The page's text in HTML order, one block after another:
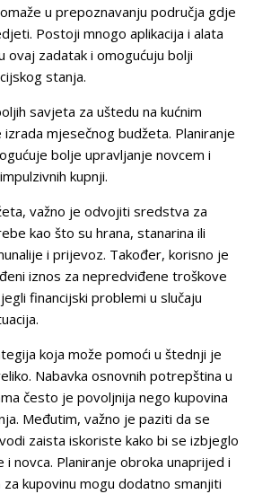
u prepoznavanju područja gdje
Postoji mnogo aplikacija i alata
ovaj zadatak i omogućuju bolji
stanja.
savjeta za uštedu na kućnim
mjesečnog budžeta. Planiranje
bolje upravljanje novcem i
kupnji.
važno je odvojiti sredstva za
kao što su hrana, stanarina ili
i prijevoz. Također, korisno je
iznos za nepredviđene troškove
financijski problemi u slučaju
koja može pomoći u štednji je
Nabavka osnovnih potrepština u
često je povoljnija nego kupovina
Međutim, važno je paziti da se
zaista iskoriste kako bi se izbjeglo
i novca. Planiranje obroka unaprijed i
kupovinu mogu dodatno smanjiti